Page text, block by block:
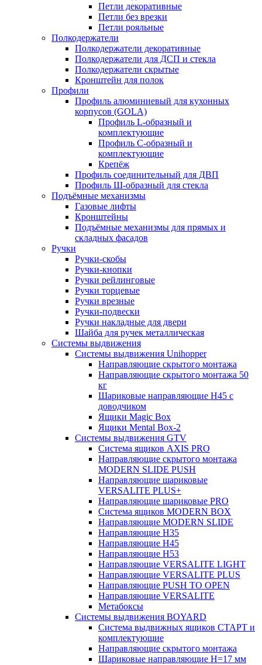
Петли декоративные
Петли без врезки
Петли рояльные
Полкодержатели
Полкодержатели декоративные
Полкодержатели для ДСП и стекла
Полкодержатели скрытые
Кронштейн для полок
Профили
Профиль алюминиевый для кухонных
корпусов (GOLA)
Профиль L-образный и
комплектующие
Профиль C-образный и
комплектующие
Крепёж
Профиль соединительный для ДВП
Профиль Ш-образный для стекла
Подъёмные механизмы
Газовые лифты
Кронштейны
Подъёмные механизмы для прямых и
складных фасадов
Ручки
Ручки-скобы
Ручки-кнопки
Ручки рейлинговые
Ручки торцевые
Ручки врезные
Ручки-подвески
Ручки накладные для двери
Шайба для ручек металлическая
Системы выдвижения
Системы выдвижения Unihopper
Направляющие скрытого монтажа
Направляющие скрытого монтажа 50
кг
Шариковые направляющие H45 с
доводчиком
Ящики Magic Box
Ящики Mental Box-2
Системы выдвижения GTV
Система ящиков AXIS PRO
Направляющие скрытого монтажа
MODERN SLIDE PUSH
Направляющие шариковые
VERSALITE PLUS+
Направляющие шариковые PRO
Система ящиков MODERN BOX
Направляющие MODERN SLIDE
Направляющие H35
Направляющие H45
Направляющие H53
Направляющие VERSALITE LIGHT
Направляющие VERSALITE PLUS
Направляющие PUSH TO OPEN
Направляющие VERSALITE
Метабоксы
Системы выдвижения BOYARD
Система выдвижных ящиков СТАРТ и
комплектующие
Направляющие скрытого монтажа
Шариковые направляющие H=17 мм